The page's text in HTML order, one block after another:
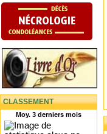
CLASSEMENT
Moy. 3 derniers mois